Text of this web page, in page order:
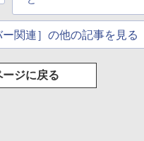
ー関連］の他の記事を見る
ージに戻る